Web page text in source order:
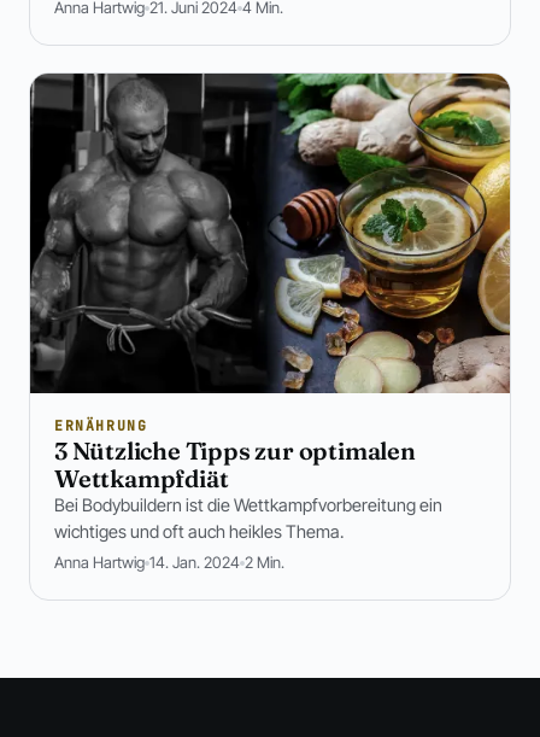
Anna Hartwig 21. Juni 2024 4 Min.
ERNÄHRUNG
3 Nützliche Tipps zur optimalen
Wettkampfdiät
Bei Bodybuildern ist die Wettkampfvorbereitung ein
wichtiges und oft auch heikles Thema.
Anna Hartwig 14. Jan. 2024 2 Min.